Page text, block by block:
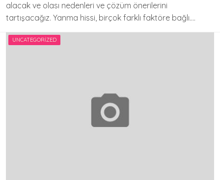
alacak ve olası nedenleri ve çözüm önerilerini
tartışacağız. Yanma hissi, birçok farklı faktöre bağlı….
UNCATEGORIZED